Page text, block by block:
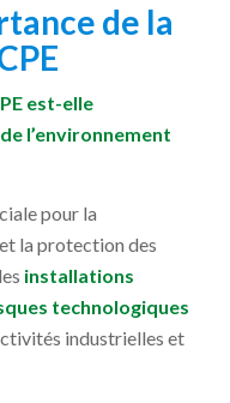
de la
est-elle
l’environnement
pour la
la protection des
installations
technologiques
industrielles et